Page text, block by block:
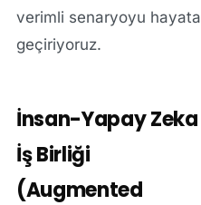
verimli senaryoyu hayata
geçiriyoruz.
İnsan-Yapay Zeka
İş Birliği
(Augmented